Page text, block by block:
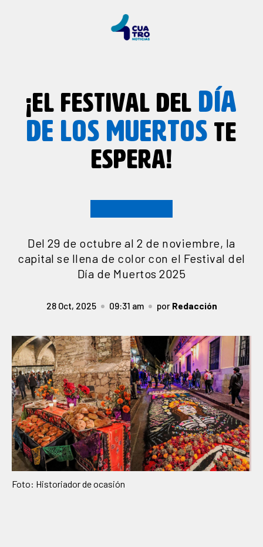
¡EL FESTIVAL DEL DÍA
DE LOS MUERTOS TE
ESPERA!
Del 29 de octubre al 2 de noviembre, la
capital se llena de color con el Festival del
Día de Muertos 2025
28 Oct, 2025 09:31 am por Redacción
Foto: Historiador de ocasión